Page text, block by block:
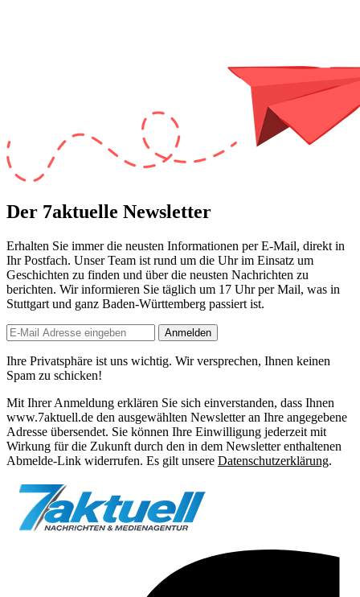
Der 7aktuelle Newsletter
Erhalten Sie immer die neusten Informationen per E-Mail, direkt in
Ihr Postfach. Unser Team ist rund um die Uhrim Einsatz um
Geschichten zu finden und über die neusten Nachrichten zu
berichten. Wir informieren Sie täglich um 17 Uhrper Mail, was in
Stuttgart und ganz Baden-Württemberg passiert ist.
Anmelden
Ihre Privatsphäre ist uns wichtig. Wir versprechen, Ihnen keinen
Spam zu schicken!
Mit Ihrer Anmeldung erklären Sie sich einverstanden, dass Ihnen
www.7aktuell.de den ausgewählten Newsletter an Ihre angegebene
Adresse übersendet. Sie können Ihre Einwilligung jederzeit mit
Wirkung für die Zukunft durch den in dem Newsletter enthaltenen
Abmelde-Link widerrufen. Es gilt unsere Datenschutzerklärung.